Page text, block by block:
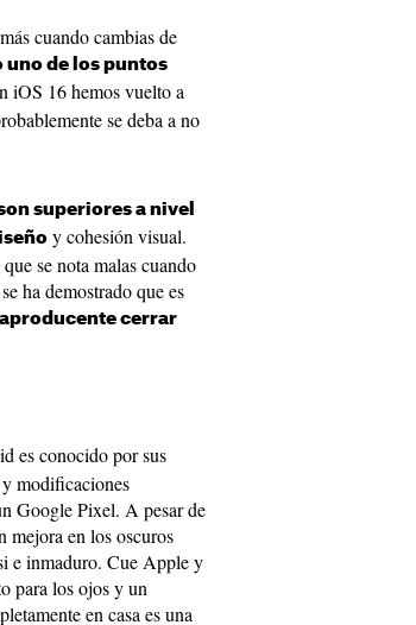
cuando cambias de
de los puntos
iOS 16 hemos vuelto a
se deba a no
superiores a nivel
y cohesión visual.
se nota malas cuando
ha demostrado que es
cerrar
es conocido por sus
modificaciones
Google Pixel. A pesar de
mejora en los oscuros
e inmaduro. Cue Apple y
para los ojos y un
en casa es una